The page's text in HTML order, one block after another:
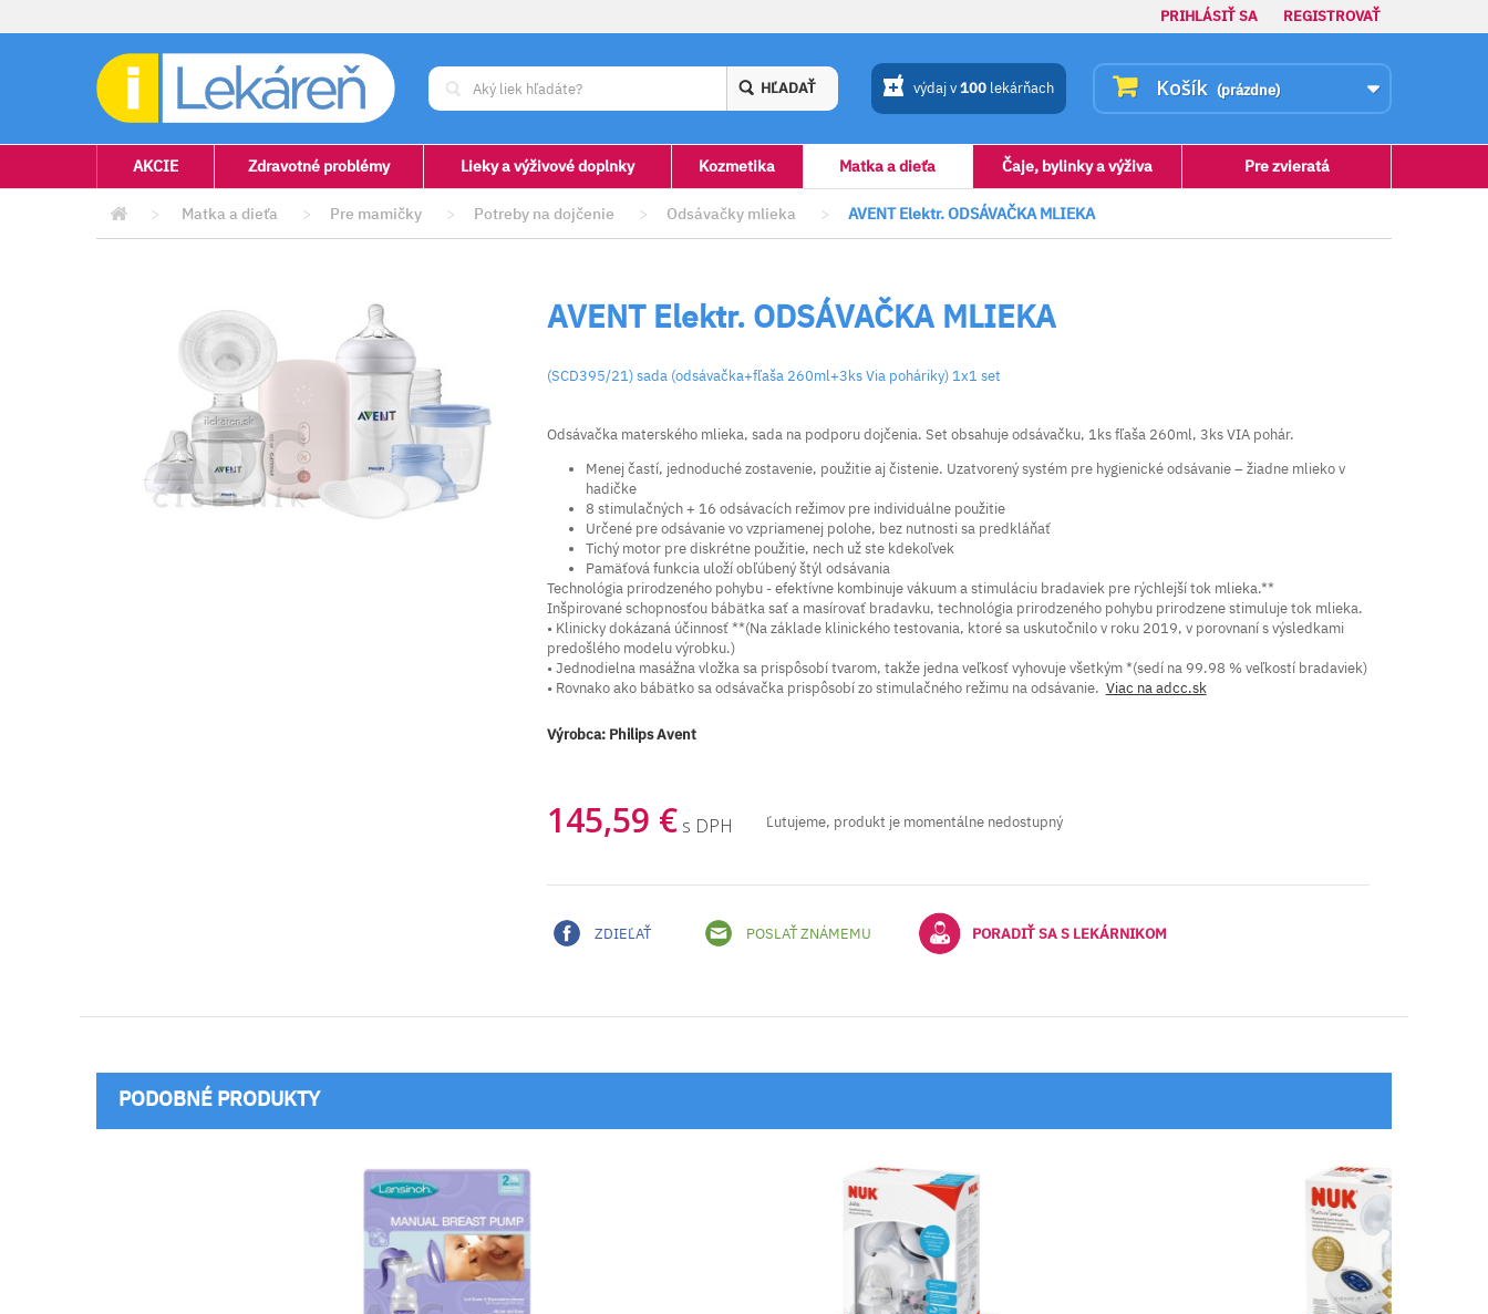
PRIHLÁSIŤ SA REGISTROVAŤ
Košík (prázdne)
HĽADAŤ výdaj v100 lekárňach
AKCIE Zdravotné problémy Lieky a výživové doplnky Kozmetika Matka a dieťa Čaje, bylinky a výživa Pre zvieratá
> Matka a dieťa > Pre mamičky > Potreby na dojčenie > Odsávačky mlieka > AVENT Elektr. ODSÁVAČKA MLIEKA
AVENT Elektr. ODSÁVAČKA MLIEKA
(SCD395/21) sada (odsávačka+fľaša 260ml+3ks Via poháriky) 1x1 set
Odsávačka materského mlieka, sada na podporu dojčenia. Set obsahuje odsávačku, 1ks fľaša 260ml, 3ks VIA pohár.
Menej častí, jednoduché zostavenie, použitie aj čistenie. Uzatvorený systém pre hygienické odsávanie – žiadne mlieko v
hadičke
8 stimulačných + 16 odsávacích režimov pre individuálne použitie
Určené pre odsávanie vo vzpriamenej polohe, bez nutnosti sa predkláňať
Tichý motor pre diskrétne použitie, nech už ste kdekoľvek
Pamäťová funkcia uloží obľúbený štýl odsávania
Technológia prirodzeného pohybu - efektívne kombinuje vákuum a stimuláciu bradaviek pre rýchlejší tok mlieka.**
Inšpirované schopnosťou bábätka sať a masírovať bradavku, technológia prirodzeného pohybu prirodzene stimuluje tok mlieka.
• Klinicky dokázaná účinnosť **(Na základe klinického testovania, ktoré sa uskutočnilo v roku 2019, v porovnaní s výsledkami
predošlého modelu výrobku.)
• Jednodielna masážna vložka sa prispôsobí tvarom, takže jedna veľkosť vyhovuje všetkým *(sedí na 99.98 % veľkostí bradaviek)
• Rovnako ako bábätko sa odsávačka prispôsobí zo stimulačného režimu na odsávanie. Viac na adcc.sk
Výrobca: Philips Avent
145,59 € s DPH Ľutujeme, produkt je momentálne nedostupný
ZDIEĽAŤ POSLAŤ ZNÁMEMU PORADIŤ SA S LEKÁRNIKOM
PODOBNÉ PRODUKTY